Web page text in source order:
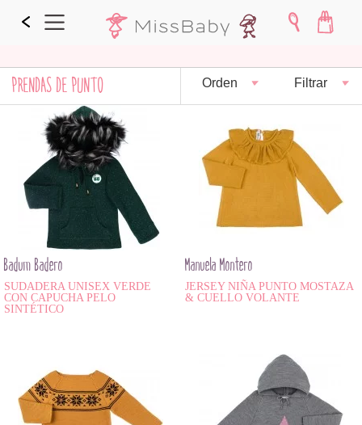
PRENDAS DE PUNTO Orden Filtrar
Badum Badero
SUDADERA UNISEX VERDE
CON CAPUCHA PELO
SINTÉTICO
Manuela Montero
JERSEY NIÑA PUNTO MOSTAZA
& CUELLO VOLANTE